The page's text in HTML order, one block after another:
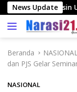
a
News Update
Pinogu, Jasin U.
Beranda
dan PJS Gelar
NASIONAL